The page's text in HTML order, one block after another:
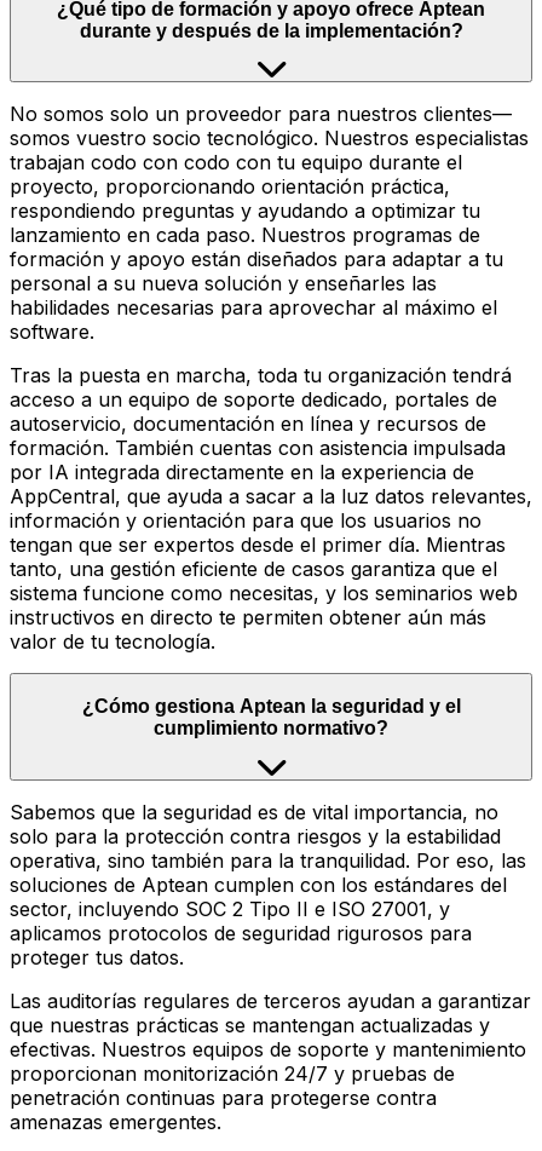
¿Qué tipo de formación y apoyo ofrece Aptean
durante y después de la implementación?
No somos solo un proveedor para nuestros clientes—
somos vuestro socio tecnológico. Nuestros especialistas
trabajan codo con codo con tu equipo durante el
proyecto, proporcionando orientación práctica,
respondiendo preguntas y ayudando a optimizar tu
lanzamiento en cada paso. Nuestros programas de
formación y apoyo están diseñados para adaptar a tu
personal a su nueva solución y enseñarles las
habilidades necesarias para aprovechar al máximo el
software.
Tras la puesta en marcha, toda tu organización tendrá
acceso a un equipo de soporte dedicado, portales de
autoservicio, documentación en línea y recursos de
formación. También cuentas con asistencia impulsada
por IA integrada directamente en la experiencia de
AppCentral, que ayuda a sacar a la luz datos relevantes,
información y orientación para que los usuarios no
tengan que ser expertos desde el primer día. Mientras
tanto, una gestión eficiente de casos garantiza que el
sistema funcione como necesitas, y los seminarios web
instructivos en directo te permiten obtener aún más
valor de tu tecnología.
¿Cómo gestiona Aptean la seguridad y el
cumplimiento normativo?
Sabemos que la seguridad es de vital importancia, no
solo para la protección contra riesgos y la estabilidad
operativa, sino también para la tranquilidad. Por eso, las
soluciones de Aptean cumplen con los estándares del
sector, incluyendo SOC 2 Tipo II e ISO 27001, y
aplicamos protocolos de seguridad rigurosos para
proteger tus datos.
Las auditorías regulares de terceros ayudan a garantizar
que nuestras prácticas se mantengan actualizadas y
efectivas. Nuestros equipos de soporte y mantenimiento
proporcionan monitorización 24/7 y pruebas de
penetración continuas para protegerse contra
amenazas emergentes.